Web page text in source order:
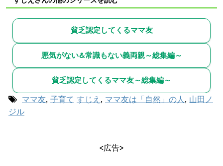
貧乏認定してくるママ友
悪気がない&常識もない義両親～総集編～
貧乏認定してくるママ友～総集編～
ママ友, 子育て すじえ , ママ友は「自然」の人 , 山田ノ
ジル
<広告>